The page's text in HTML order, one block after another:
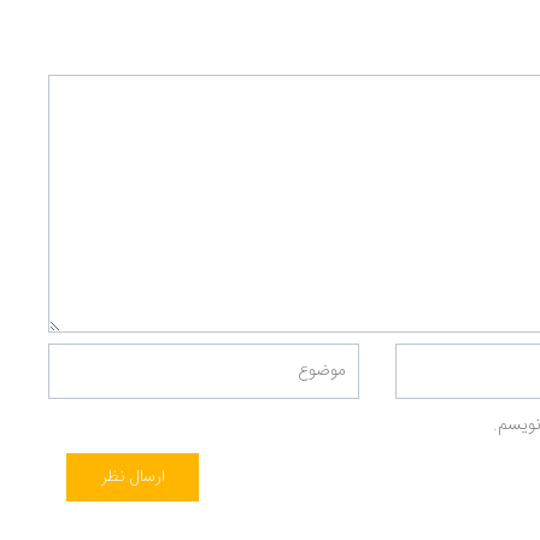
ارسال نظر